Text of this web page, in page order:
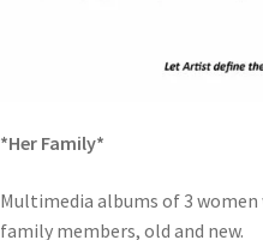
*Her Family*
Multimedia albums of 3
family members, old and new.